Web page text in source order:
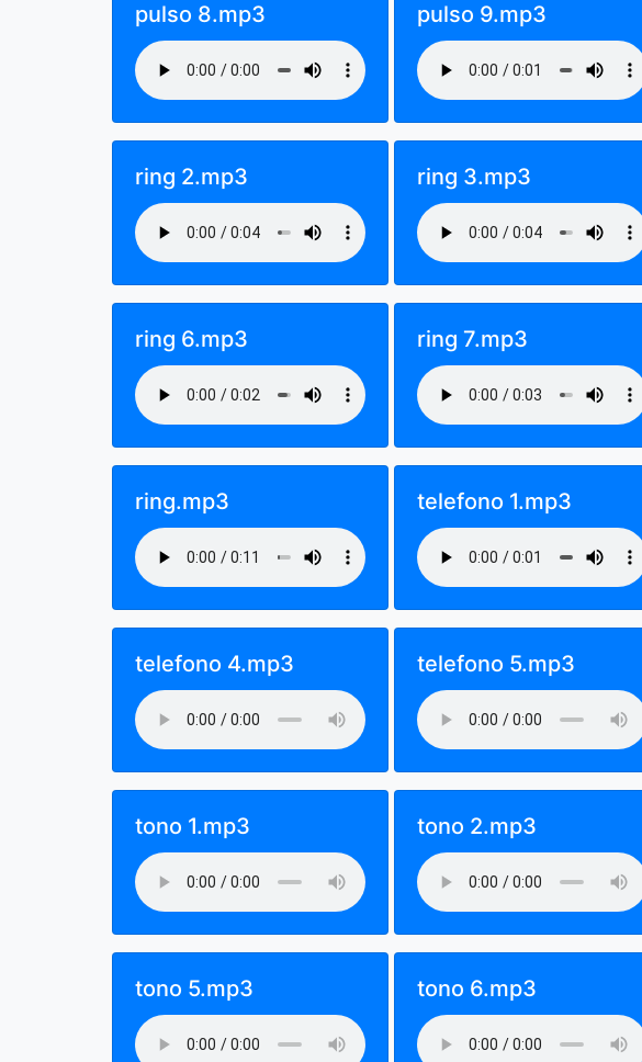
pulso 8.mp3 pulso 9.mp3
ring 2.mp3 ring 3.mp3
ring 6.mp3 ring 7.mp3
ring.mp3 telefono 1.mp3
telefono 4.mp3 telefono 5.mp3
tono 1.mp3 tono 2.mp3
tono 5.mp3 tono 6.mp3